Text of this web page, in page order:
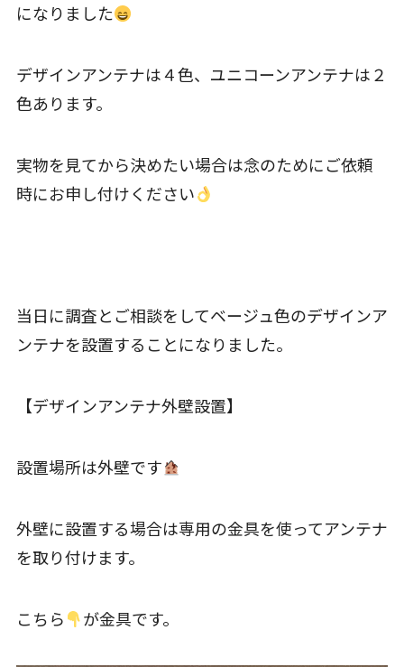
になりました
デザインアンテナは４色、ユニコーンアンテナは２
色あります。
実物を見てから決めたい場合は念のためにご依頼
時にお申し付けください
当日に調査とご相談をしてベージュ色のデザインア
ンテナを設置することになりました。
【デザインアンテナ外壁設置】
設置場所は外壁です
外壁に設置する場合は専用の金具を使ってアンテナ
を取り付けます。
こちら が金具です。